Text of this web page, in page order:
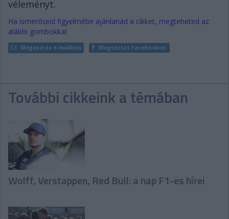
véleményt.
Ha ismerőseid figyelmébe ajánlanád a cikket, megteheted az
alábbi gombokkal:
Megosztás e-mailben Megosztás Facebookon
További cikkeink a témában
Wolff, Verstappen, Red Bull: a nap F1-es hírei